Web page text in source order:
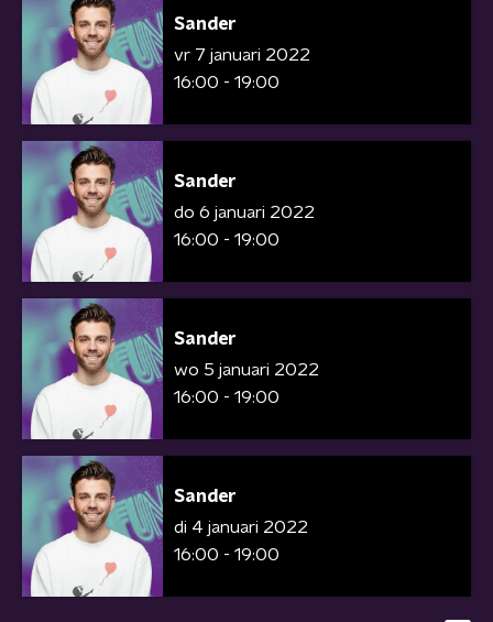
Sander
vr 7 januari 2022
16:00 - 19:00
Sander
do 6 januari 2022
16:00 - 19:00
Sander
wo 5 januari 2022
16:00 - 19:00
Sander
di 4 januari 2022
16:00 - 19:00